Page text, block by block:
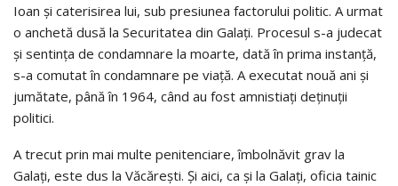
Ioan şi caterisirea lui, sub presiunea factorului politic. A urmat
o anchetă dusă la Securitatea din Galaţi. Procesul s-a judecat
şi sentinţa de condamnare la moarte, dată în prima instanţă,
s-a comutat în condamnare pe viaţă. A executat nouă ani şi
jumătate, până în 1964, când au fost amnistiaţi deţinuţii
politici.
A trecut prin mai multe penitenciare, îmbolnăvit grav la
Galaţi, este dus la Văcăreşti. Şi aici, ca şi la Galaţi, oficia tainic